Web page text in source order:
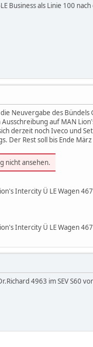
Business als Linie 100
Neuvergabe des
auf MAN
derzeit noch Iveco und
Der Rest soll bis Ende
nicht ansehen.
Intercity Ü LE Wagen
Intercity Ü LE Wagen
4963 im SEV